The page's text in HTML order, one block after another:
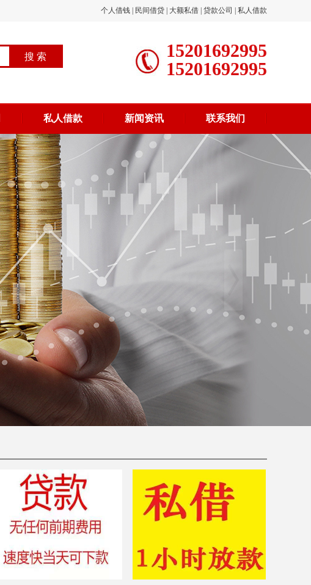
个人借钱 民间借贷 大额私借 贷款公司 私人借款
15201692995
15201692995
私人借款 新闻资讯 联系我们